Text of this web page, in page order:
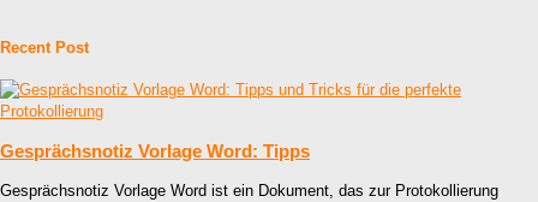
Recent Post
Gesprächsnotiz Vorlage Word: Tipps
Gesprächsnotiz Vorlage Word ist ein Dokument, das zur Protokollierung